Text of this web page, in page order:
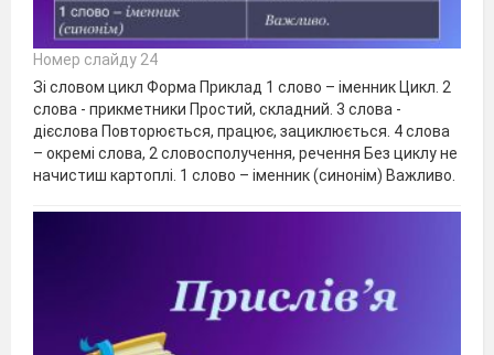
Номер слайду 24
Зі словом цикл Форма Приклад 1 слово – іменник Цикл. 2
слова - прикметники Простий, складний. 3 слова -
дієслова Повторюється, працює, зациклюється. 4 слова
– окремі слова, 2 словосполучення, речення Без циклу не
начистиш картоплі. 1 слово – іменник (синонім) Важливо.